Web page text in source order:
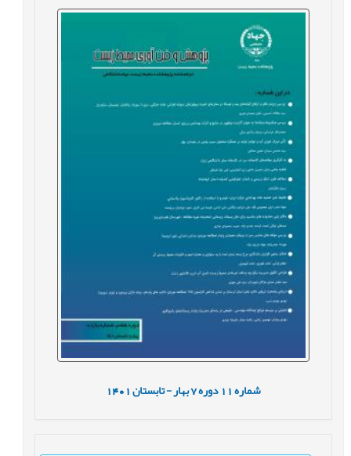
شماره11 دوره7 بهار - تابستان1401